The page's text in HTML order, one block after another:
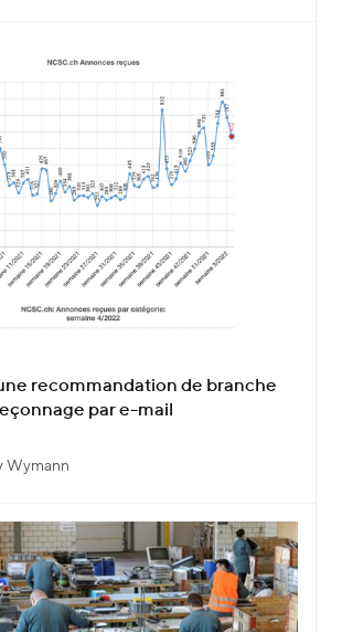
recommandation de branche
par e-mail
Wymann